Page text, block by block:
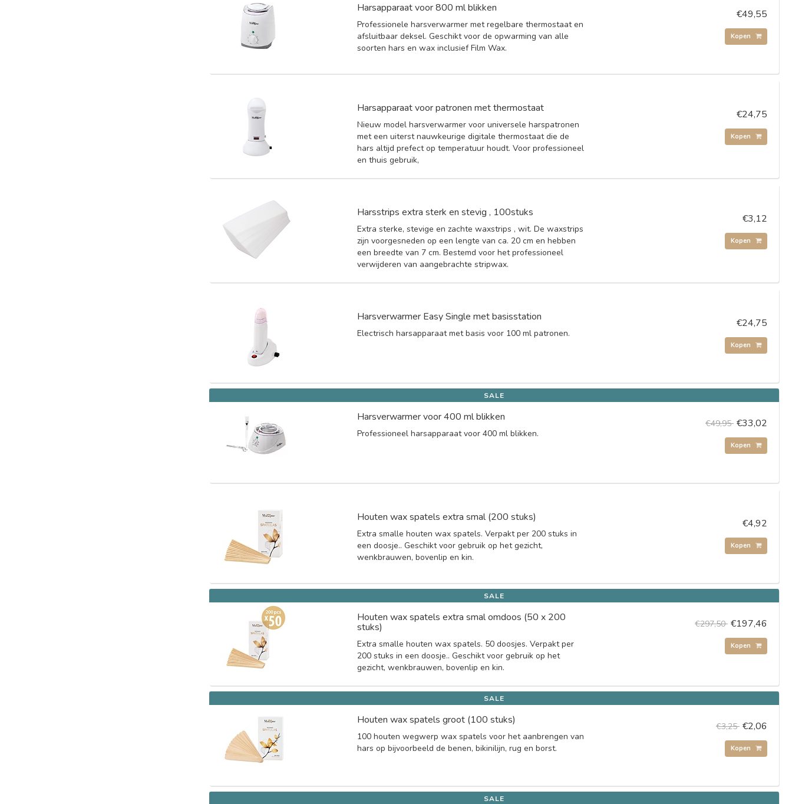
Harsapparaat voor 800 ml blikken
Professionele harsverwarmer met regelbare thermostaat en
afsluitbaar deksel. Geschikt voor de opwarming van alle
soorten hars en wax inclusief Film Wax.
€49,55
Kopen
Harsapparaat voor patronen met thermostaat
Nieuw model harsverwarmer voor universele harspatronen
met een uiterst nauwkeurige digitale thermostaat die de
hars altijd prefect op temperatuur houdt. Voor professioneel
en thuis gebruik,
€24,75
Kopen
Harsstrips extra sterk en stevig , 100stuks
Extra sterke, stevige en zachte waxstrips , wit. De waxstrips
zijn voorgesneden op een lengte van ca. 20 cm en hebben
een breedte van 7 cm. Bestemd voor het professioneel
verwijderen van aangebrachte stripwax.
€3,12
Kopen
Harsverwarmer Easy Single met basisstation
Electrisch harsapparaat met basis voor 100 ml patronen.
€24,75
Kopen
SALE
Harsverwarmer voor 400 ml blikken
Professioneel harsapparaat voor 400 ml blikken.
€49,95 €33,02
Kopen
Houten wax spatels extra smal (200 stuks)
Extra smalle houten wax spatels. Verpakt per 200 stuks in
een doosje.. Geschikt voor gebruik op het gezicht,
wenkbrauwen, bovenlip en kin.
€4,92
Kopen
SALE
Houten wax spatels extra smal omdoos (50 x 200
stuks)
Extra smalle houten wax spatels. 50 doosjes. Verpakt per
200 stuks in een doosje.. Geschikt voor gebruik op het
gezicht, wenkbrauwen, bovenlip en kin.
€297,50 €197,46
Kopen
SALE
Houten wax spatels groot (100 stuks)
100 houten wegwerp wax spatels voor het aanbrengen van
hars op bijvoorbeeld de benen, bikinilijn, rug en borst.
€3,25 €2,06
Kopen
SALE